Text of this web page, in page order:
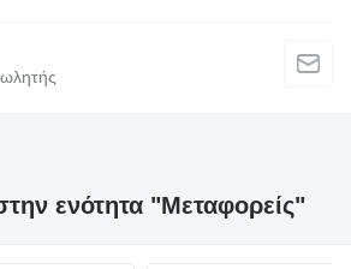
ενότητα "Μεταφορείς"